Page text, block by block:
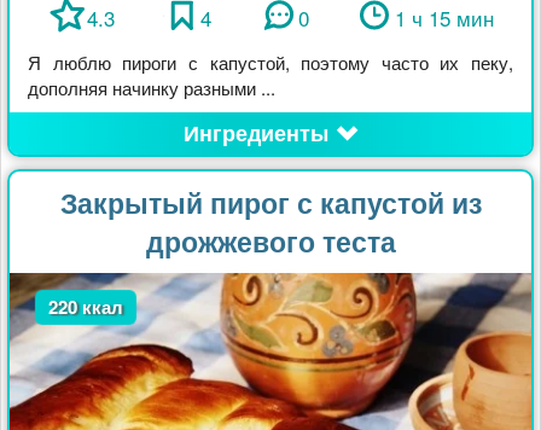
4.3 4 0 1 ч 15 мин
Я люблю пироги с капустой, поэтому часто их пеку,
дополняя начинку разными ...
Ингредиенты
Закрытый пирог с капустой из
дрожжевого теста
220 ккал